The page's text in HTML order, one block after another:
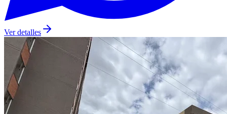
Ver detalles